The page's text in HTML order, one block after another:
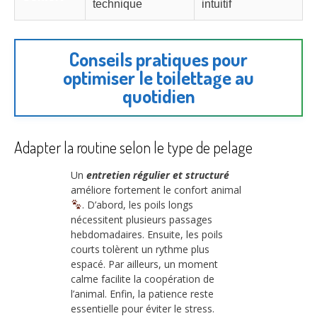
technique
intuitif
Conseils pratiques pour
optimiser le toilettage au
quotidien
Adapter la routine selon le type de pelage
Un entretien régulier et structuré
améliore fortement le confort animal
. D’abord, les poils longs
nécessitent plusieurs passages
hebdomadaires. Ensuite, les poils
courts tolèrent un rythme plus
espacé. Par ailleurs, un moment
calme facilite la coopération de
l’animal. Enfin, la patience reste
essentielle pour éviter le stress.